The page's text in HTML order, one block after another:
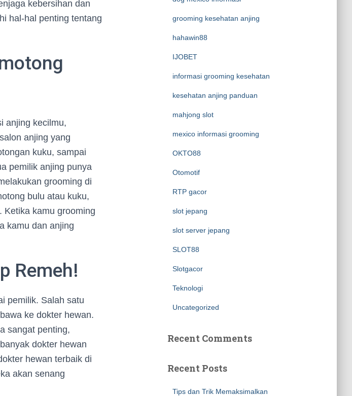
kebersihan dan
hal-hal penting tentang
anjing kecilmu,
anjing yang
kuku, sampai
pemilik anjing punya
grooming di
bulu atau kuku,
Ketika kamu grooming
kamu dan anjing
Remeh!
pemilik. Salah satu
ke dokter hewan.
sangat penting,
dokter hewan
hewan terbaik di
akan senang
grooming kesehatan anjing
hahawin88
IJOBET
informasi grooming kesehatan
kesehatan anjing panduan
mahjong slot
mexico informasi grooming
OKTO88
Otomotif
RTP gacor
slot jepang
slot server jepang
SLOT88
Slotgacor
Teknologi
Uncategorized
Recent Comments
Recent Posts
Tips dan Trik Memaksimalkan